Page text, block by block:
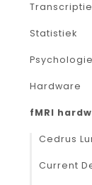
Transcriptie
Statistiek
Psychologie
Hardware
fMRI
Cedrus
Current